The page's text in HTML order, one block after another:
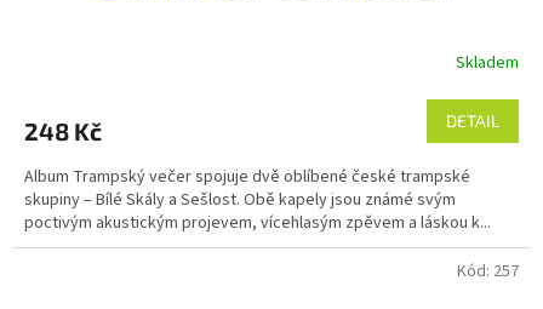
Skladem
248 Kč DETAIL
Album Trampský večer spojuje dvě oblíbené české trampské
skupiny – Bílé Skály a Sešlost. Obě kapely jsou známé svým
poctivým akustickým projevem, vícehlasým zpěvem a láskou k...
Kód: 257